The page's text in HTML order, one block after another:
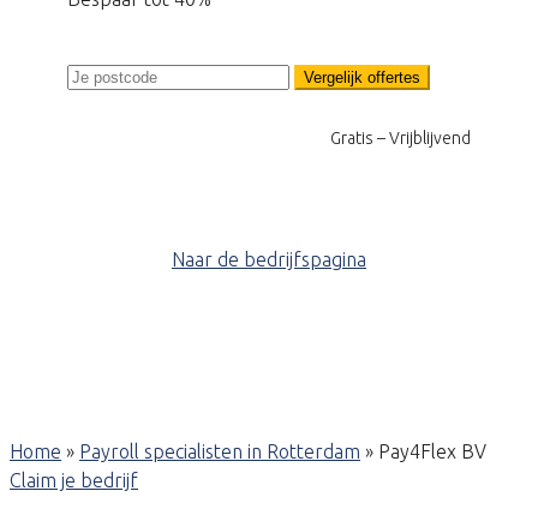
Vergelijk offertes
Gratis – Vrijblijvend
Naar de bedrijfspagina
Home » Payroll specialisten in Rotterdam » Pay4Flex BV
Claim je bedrijf